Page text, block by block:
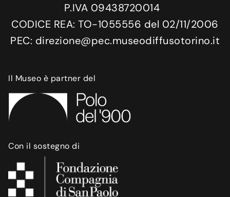
P.IVA 09438720014
CODICE REA: TO-1055556 del 02/11/2006
PEC: direzione@pec.museodiffusotorino.it
Il Museo è partner del
Con il sostegno di